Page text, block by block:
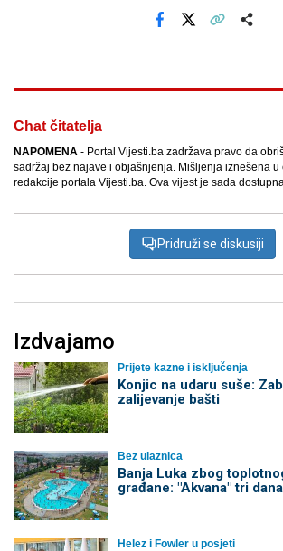
Chat čitatelja
NAPOMENA - Portal Vijesti.ba zadržava pravo da
sadržaj bez najave i objašnjenja. Mišljenja iznešena u
redakcije portala Vijesti.ba. Ova vijest je sada
Pridruži se diskusiji
Izdvajamo
Prijete kazne i isključenja
Konjic na udaru suše:
zalijevanje bašti
Bez ulaznica
Banja Luka zbog
građane: "Akvana" tri
Helez i Fowler u posjeti